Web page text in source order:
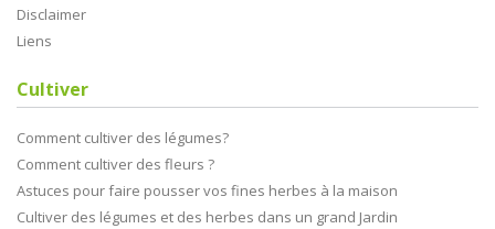
Disclaimer
Liens
Cultiver
Comment cultiver des légumes?
Comment cultiver des fleurs ?
Astuces pour faire pousser vos fines herbes à la maison
Cultiver des légumes et des herbes dans un grand Jardin